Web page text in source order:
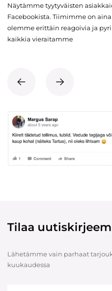
Näytämme tyytyväisten
Facebookista. Tiimimme on
olemme erittäin reagoivia ja
kaikkia vieraitamme
Tilaa
Lähetämme vain parhaat
kuukaudessa